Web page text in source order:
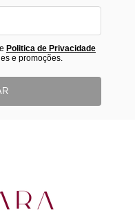
Politica de Privacidade
e promoções.